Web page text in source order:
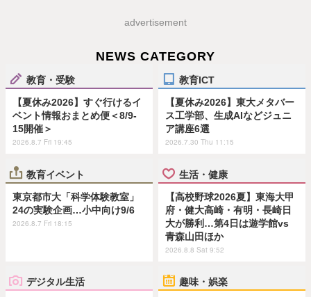
advertisement
NEWS CATEGORY
教育・受験
【夏休み2026】すぐ行けるイ
ベント情報おまとめ便＜8/9-
15開催＞
2026.8.7 Fri 19:45
教育ICT
【夏休み2026】東大メタバー
ス工学部、生成AIなどジュニ
ア講座6選
2026.7.30 Thu 11:15
教育イベント
東京都市大「科学体験教室」
24の実験企画…小中向け9/6
2026.8.7 Fri 18:15
生活・健康
【高校野球2026夏】東海大甲
府・健大高崎・有明・長崎日
大が勝利…第4日は遊学館vs
青森山田ほか
2026.8.8 Sat 9:52
デジタル生活 趣味・娯楽